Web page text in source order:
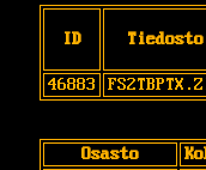
ID Tiedosto
46883
Osasto